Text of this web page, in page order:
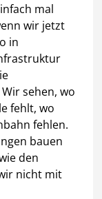
mal
wir jetzt
in
sehen, wo
fehlt, wo
fehlen.
bauen
den
nicht mit